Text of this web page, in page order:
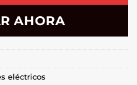
AHORA
eléctricos